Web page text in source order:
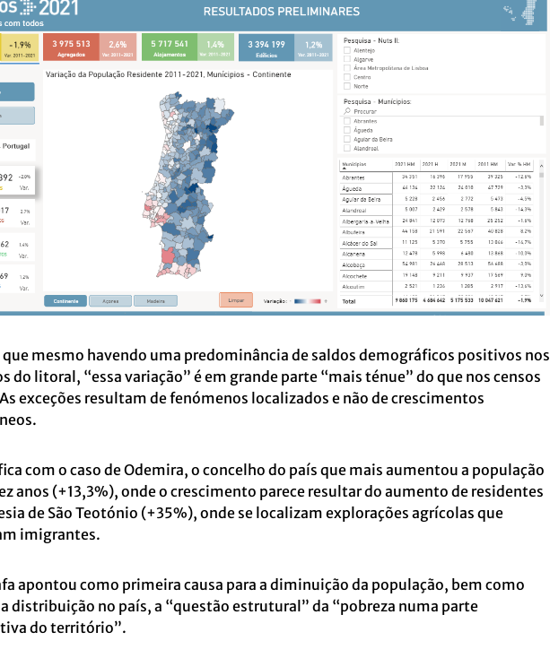
que mesmo havendo uma predominância de saldos demográficos positivos nos
do litoral, “essa variação” é em grande parte “mais ténue” do que nos censos
exceções resultam de fenómenos localizados e não de crescimentos
com o caso de Odemira, o concelho do país que mais aumentou a população
anos (+13,3%), onde o crescimento parece resultar do aumento de residentes
de São Teotónio (+35%), onde se localizam explorações agrícolas que
imigrantes.
apontou como primeira causa para a diminuição da população, bem como
distribuição no país, a “questão estrutural” da “pobreza numa parte
do território”.